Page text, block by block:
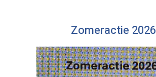
Zomeractie 2026